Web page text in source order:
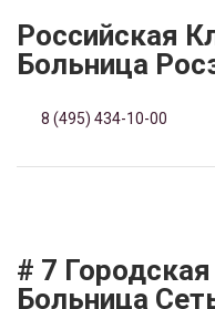
Российская
Больница
8 (495) 434-10-00
# 7
Больница